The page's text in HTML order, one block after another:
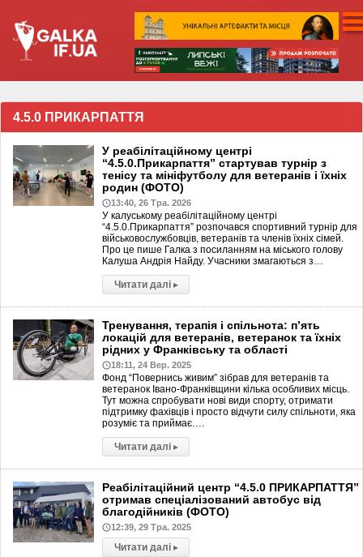
4.5.0 ПРИКАРПАТТЯ
У реабілітаційному центрі
“4.5.0.Прикарпаття” стартував турнір з
тенісу та мініфутболу для ветеранів і їхніх
родин (ФОТО)
13:40, 26 Тра. 2026
У калуському реабілітаційному центрі
“4.5.0.Прикарпаття” розпочався спортивний турнір для
військовослужбовців, ветеранів та членів їхніх сімей.
Про це пише Галка з посиланням на міського голову
Калуша Андрія Найду. Учасники змагаються з…
Читати далі ▸
Тренування, терапія і спільнота: п’ять
локацій для ветеранів, ветеранок та їхніх
рідних у Франківську та області
18:11, 24 Вер. 2025
Фонд “Повернись живим” зібрав для ветеранів та
ветеранок Івано-Франківщини кілька особливих місць.
Тут можна спробувати нові види спорту, отримати
підтримку фахівців і просто відчути силу спільноти, яка
розуміє та приймає….
Читати далі ▸
Реабілітаційний центр “4.5.0 ПРИКАРПАТТЯ”
отримав спеціалізований автобус від
благодійників (ФОТО)
12:39, 29 Тра. 2025
Читати далі ▸